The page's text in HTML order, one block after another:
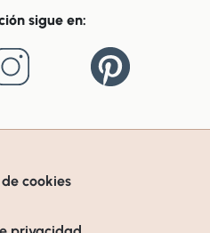
sigue en:
cookies